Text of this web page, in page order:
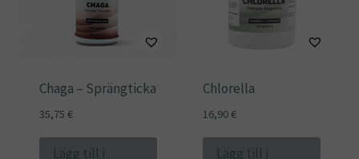
Chaga – Sprängticka
35,75 €
Lägg till i
Chlorella
16,90€
Lägg till i